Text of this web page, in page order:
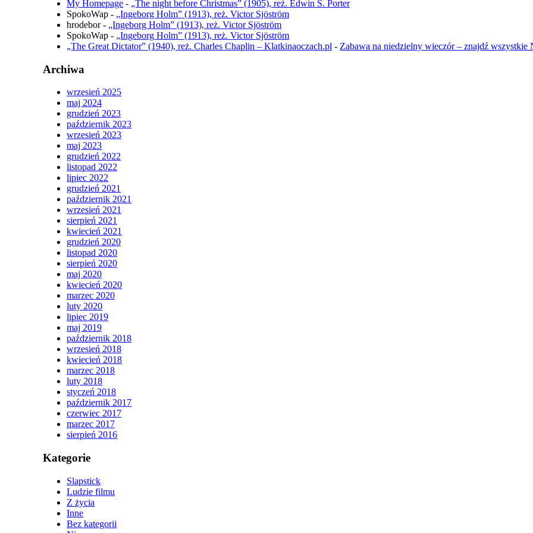
My Homepage - „The night before Christmas” (1905), reż. Edwin S. Porter
SpokoWap - „Ingeborg Holm” (1913), reż. Victor Sjöström
hrodebor- „Ingeborg Holm” (1913), reż. Victor Sjöström
SpokoWap - „Ingeborg Holm” (1913), reż. Victor Sjöström
„The Great Dictator” (1940), reż. Charles Chaplin – Klatkinaoczach.pl - Zabawa na niedzielny wieczór – znajdź wszystkie
Archiwa
wrzesień 2025
maj 2024
grudzień 2023
październik 2023
wrzesień 2023
maj 2023
grudzień 2022
listopad 2022
lipiec 2022
grudzień 2021
październik 2021
wrzesień 2021
sierpień 2021
kwiecień 2021
grudzień 2020
listopad 2020
sierpień 2020
maj 2020
kwiecień 2020
marzec 2020
luty 2020
lipiec 2019
maj 2019
październik 2018
wrzesień 2018
kwiecień 2018
marzec 2018
luty 2018
styczeń 2018
październik 2017
czerwiec 2017
marzec 2017
sierpień 2016
Kategorie
Slapstick
Ludzie filmu
Z życia
Inne
Bez kategorii